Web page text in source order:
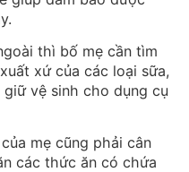
thì bố mẹ cần tìm
xứ của các loại sữa,
vệ sinh cho dụng cụ
mẹ cũng phải cân
các thức ăn có chứa